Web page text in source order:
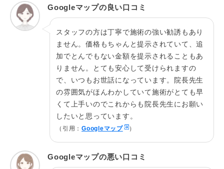
施術の説
明
針を使用して糸で留める埋没法の二重術
費用総額 38,500円～55,000円（税込）
ﾊﾚ/痛み:2日～1週間位 内出血:1～2週間位
品川美容外科 新宿院（0120-614-900）
スーパーナチュラル二重術・切開法ロング
上まぶたを切開する二重術
348,600円～498,000円（税込）
Googleマップの良い口コミ
スタッフの方は丁寧で施術の強い勧誘もあり
ません。価格もちゃんと提示されていて、追
加でとんでもない金額を提示されることもあ
りません。とても安心して受けられますの
で、いつもお世話になっています。院長先生
の雰囲気がほんわかしていて施術がとても早
くて上手いのでこれからも院長先生にお願い
したいと思っています。
（引用： Googleマップ ）
Googleマップの悪い口コミ